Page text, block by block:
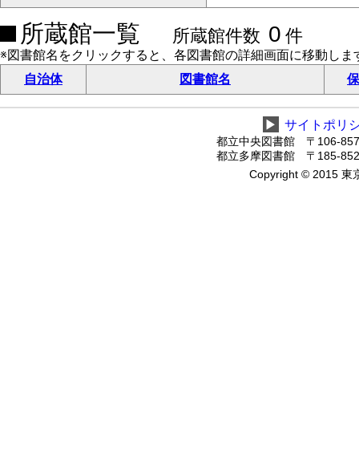
所蔵館一覧 所蔵館件数 0 件
※図書館名をクリックすると、各図書館の詳細画面に移動しま
自治体
図書館名
▶ サイトポリ
都立中央図書館 〒106-
都立多摩図書館 〒185-
Copyright © 2015 東